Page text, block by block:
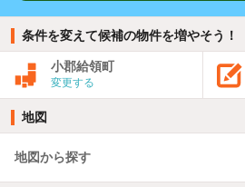
条件を変えて候補の物件を増やそう！
小郡給領町
変更する
地図
地図から探す